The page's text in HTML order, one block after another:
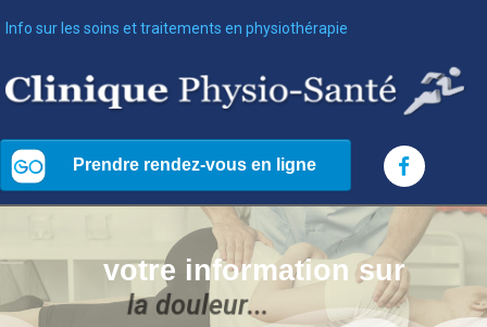
Info sur les soins et traitements en physiothérapie
votre information sur
a douleur...
les